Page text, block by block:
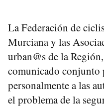
La Federación de
Murciana y las
urban@s de la
comunicado conjunto
personalmente a las
el problema de la